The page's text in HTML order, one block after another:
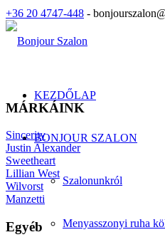
+36 20 4747-448 -
KEZDŐLAP
BONJOUR SZALON
Szalonunkról
Menyasszonyi ruha
MÁRKÁINK
Sincerity
Justin Alexander
Sweetheart
Lillian West
Wilvorst
Manzetti
Egyéb